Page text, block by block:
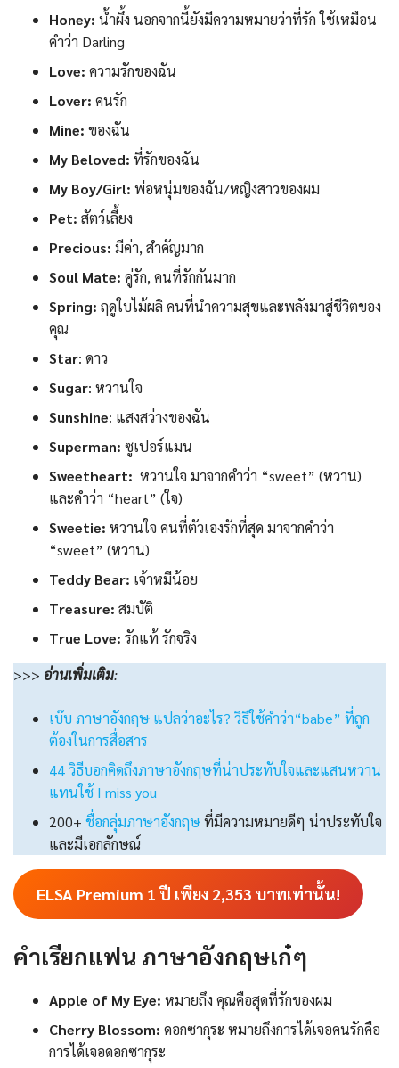
Honey: น้ำผึ้ง นอกจากนี้ยังมีความหมายว่าที่รัก ใช้เหมือน
คำว่า Darling
Love: ความรักของฉัน
Lover: คนรัก
Mine: ของฉัน
My Beloved: ที่รักของฉัน
My Boy/Girl: พ่อหนุ่มของฉัน/หญิงสาวของผม
Pet: สัตว์เลี้ยง
Precious: มีค่า, สำคัญมาก
Soul Mate: คู่รัก, คนที่รักกันมาก
Spring: ฤดูใบไม้ผลิ คนที่นำความสุขและพลังมาสู่ชีวิตของ
คุณ
Star: ดาว
Sugar: หวานใจ
Sunshine: แสงสว่างของฉัน
Superman: ซูเปอร์แมน
Sweetheart: หวานใจ มาจากคำว่า “sweet” (หวาน)
และคำว่า “heart” (ใจ)
Sweetie: หวานใจ คนที่ตัวเองรักที่สุด มาจากคำว่า
“sweet” (หวาน)
Teddy Bear: เจ้าหมีน้อย
Treasure: สมบัติ
True Love: รักแท้ รักจริง
>>> อ่านเพิ่มเติม:
เบ๊บ ภาษาอังกฤษ แปลว่าอะไร? วิธีใช้คำว่า“babe” ที่ถูก
ต้องในการสื่อสาร
44 วิธีบอกคิดถึงภาษาอังกฤษที่น่าประทับใจและแสนหวาน
แทนใช้ I miss you
200+ ชื่อกลุ่มภาษาอังกฤษที่มีความหมายดีๆ น่าประทับใจ
และมีเอกลักษณ์
ELSA Premium 1 ปี เพียง2,353 บาทเท่านั้น!
คําเรียกแฟน ภาษาอังกฤษเก๋ๆ
Apple of My Eye: หมายถึง คุณคือสุดที่รักของผม
Cherry Blossom: ดอกซากุระ หมายถึงการได้เจอคนรักคือ
การได้เจอดอกซากุระ